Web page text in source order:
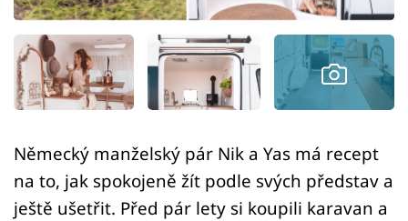
Sledujte nás
Německý manželský pár Nik a Yas má recept
na to, jak spokojeně žít podle svých představ a
ještě ušetřit. Před pár lety si koupili karavan a